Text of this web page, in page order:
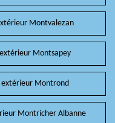
Montvalezan
Montsapey
Montrond
Montricher Albanne